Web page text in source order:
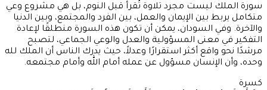
سورة الملك ليست مجرد تلاوة تُقرأ قبل النوم، بل هي مشروع وعي
متكامل يربط بين الإيمان والعمل، بين الفرد والمجتمع، وبين الدنيا
والآخرة. وفي السودان، يمكن أن تكون هذه السورة منطلقًا لإعادة
التفكير في معنى المسؤولية والعدل والوعي الجماعي، لتصبح
مرشدًا نحو واقع أكثر استقرارًا وعدلاً، حيث يدرك الناس أن الملك لله
وحده، وأن الإنسان مسؤول عن عمله أمام الله وأمام مجتمعه.
كسرة